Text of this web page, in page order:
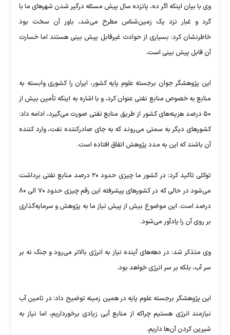
وی با بیان اینکه اگر ده، پانزده سال پیش مسئله درگیر شدن شهرهای ما با
گرد و غبار نزد یک زمین‌شناس مطرح می‌شد، باور آن سخت بود
خاطرنشان کرد: بسیاری از حوادث غیرقابل پیش بینی هستند اما خسارت
آن قابل پیش بینی است.
این پژوهشگر جوان برجسته علوم پایه کشور، ایران را کشوری وابسته به
منابع به خصوص منابع نفتی عنوان کرد، و با اشاره به اینکه تأمین بیش از
۵۰ درصد هزینه‌های کشور از طریق منابع نفتی صورت می‌گیرد، ادامه داد:
کشورهای دیگر به سمتی می‌روند که به جای صادرکننده نفت، وارد کننده
آن باشند که این به مدد پژوهش اتفاق افتاده است.
توکلی تاکید کرد: در کشور ما چیزی حدود ۲۰ درصد منابع نفتی برداشت
می‌شود در حالی که در کشورهای پیشرفته این رقم چیزی حدود ۷۰ الی ۸۰
درصد است. این موضوع بیش از پیش نیاز ما به پژوهش و سرمایه‌گذاری
بر روی آن را یادآور می‌شود.
وی متذکر شد: در دهه‌های آینده نیاز به انرژی بالاتر می‌رود و جنگ نه بر
سر آب، بلکه بر سر انرژی خواهد بود.
این پژوهشگر برجسته علوم پایه در همین زمینه توضیح داد: در تامین آب
نیازمند انرژی هستیم چراکه از منابع آبی زیادی برخورداریم، اما نیاز به
شیرین کردن آن‌ها داریم.